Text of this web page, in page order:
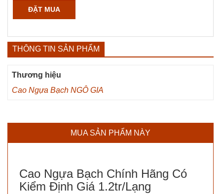
THÔNG TIN SẢN PHẨM
Thương hiệu
Cao Ngựa Bạch NGÔ GIA
MUA SẢN PHẨM NÀY
Cao Ngựa Bạch Chính Hãng Có
Kiểm Định Giá 1.2tr/Lạng